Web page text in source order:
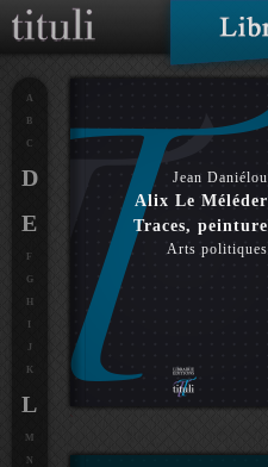
Jean Daniélou
Alix Le Méléder
Traces, peinture
Arts politiques
A
B
C
D
E
F
G
H
J
K
L
M
N